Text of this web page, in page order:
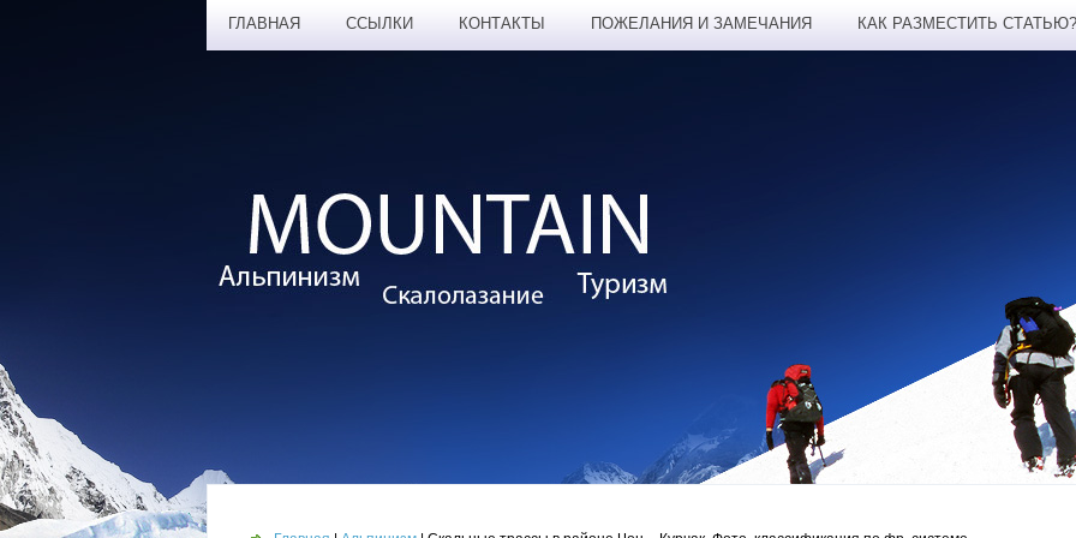
ГЛАВНАЯ ССЫЛКИ КОНТАКТЫ ПОЖЕЛАНИЯ И ЗАМЕЧАНИЯ КАК РАЗМЕСТИТЬ СТАТЬЮ?